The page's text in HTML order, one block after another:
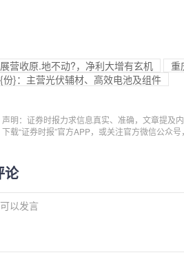
营收原.地不动?，净利大增有玄机
重
份}：主营光伏辅材、高效电池及组件
声明：证券时报力求信息真实、准确，文章提及
下载“证券时报”官方APP，或关注官方微信公众
论
以发言